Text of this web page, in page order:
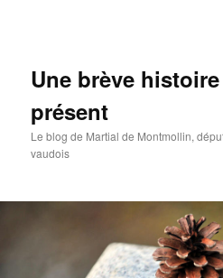
Une brève
présent
Le blog de Martial de Montmollin,
vaudois